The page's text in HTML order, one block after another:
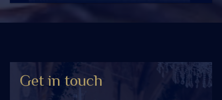
Get in touch